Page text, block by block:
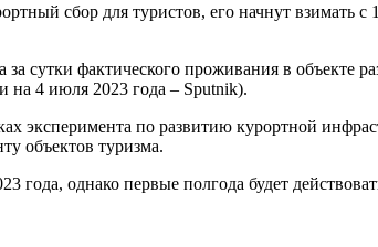
сбор для туристов, его начнут взимать
сутки фактического проживания в объекте
на 4 июля 2023 года – Sputnik).
эксперимента по развитию курортной
объектов туризма.
года, однако первые полгода будет